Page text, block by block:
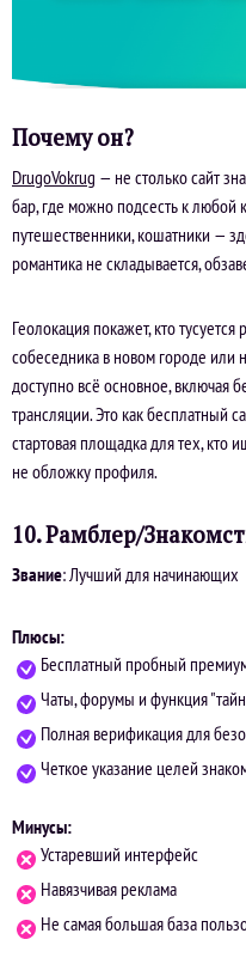
Почему он?
DrugoVokrug — не столько сайт
бар, где можно подсесть к
путешественники, кошатники —
романтика не складывается,
Геолокация покажет, кто
собеседника в новом городе или
доступно всё основное, включая
трансляции. Это как бесплатный
стартовая площадка для тех,
не обложку профиля.
10. Рамблер/
Звание: Лучший для начинающих
Плюсы:
Бесплатный пробный
Чаты, форумы и функция
Полная верификация для
Четкое указание целей
Минусы:
Устаревший интерфейс
Навязчивая реклама
Не самая большая база